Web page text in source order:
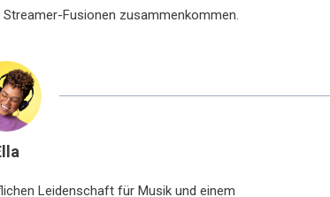
Fusionen zusammenkommen.
Leidenschaft für Musik und einem